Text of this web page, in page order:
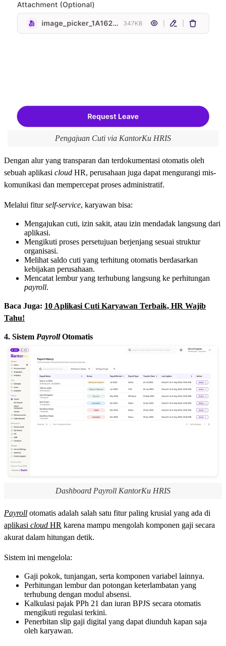
Pengajuan Cuti via KantorKu HRIS
Dengan alur yang transparan dan terdokumentasi otomatis oleh
sebuah aplikasi cloud HR, perusahaan juga dapat mengurangi mis-
komunikasi dan mempercepat proses administratif.
Melalui fiturself-service, karyawan bisa:
Mengajukan cuti, izin sakit, atau izin mendadak langsung dari
aplikasi.
Mengikuti proses persetujuan berjenjang sesuai struktur
organisasi.
Melihat saldo cuti yang terhitung otomatis berdasarkan
kebijakan perusahaan.
Mencatat lembur yang terhubung langsung ke perhitungan
payroll.
Baca Juga: 10 Aplikasi Cuti Karyawan Terbaik, HR Wajib
Tahu!
4. Sistem PayrollOtomatis
Dashboard Payroll KantorKu HRIS
Payroll otomatis adalah salah satu fitur paling krusial yang ada di
aplikasi cloud HR karena mampu mengolah komponen gaji secara
akurat dalam hitungan detik.
Sistem ini mengelola:
Gaji pokok, tunjangan, serta komponen variabel lainnya.
Perhitungan lembur dan potongan keterlambatan yang
terhubung dengan modul absensi.
Kalkulasi pajak PPh 21 dan iuran BPJS secara otomatis
mengikuti regulasi terkini.
Penerbitan slip gaji digital yang dapat diunduh kapan saja
oleh karyawan.